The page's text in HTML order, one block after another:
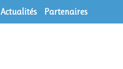
Actualités Partenaires